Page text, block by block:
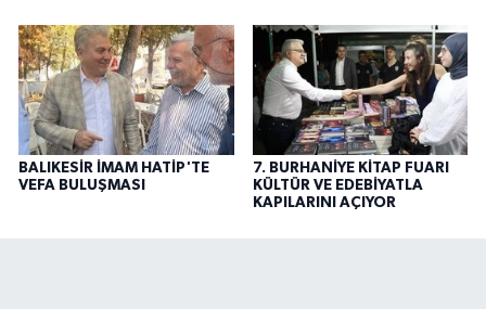
BALIKESİR İMAM HATİP'TE
VEFA BULUŞMASI
7. BURHANİYE KİTAP FUARI
KÜLTÜR VE EDEBİYATLA
KAPILARINI AÇIYOR